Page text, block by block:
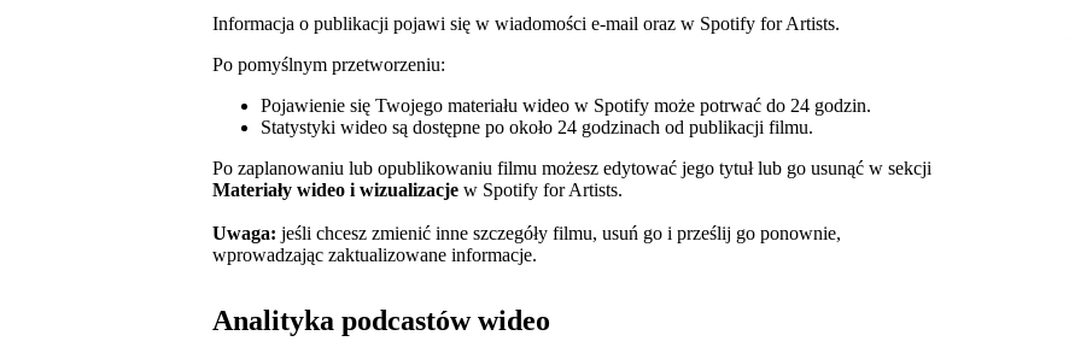
Informacja o publikacji pojawi się w wiadomości e-mail oraz w Spotify for Artists.
Po pomyślnym przetworzeniu:
Pojawienie się Twojego materiału wideo w Spotify może potrwać do 24 godzin.
Statystyki wideo są dostępne po około 24 godzinach od publikacji filmu.
Po zaplanowaniu lub opublikowaniu filmu możesz edytować jego tytuł lub go usunąć w sekcji
Materiały wideo i wizualizacje w Spotify for Artists.
Uwaga: jeśli chcesz zmienić inne szczegóły filmu, usuń go i prześlij go ponownie,
wprowadzając zaktualizowane informacje.
Analityka podcastów wideo